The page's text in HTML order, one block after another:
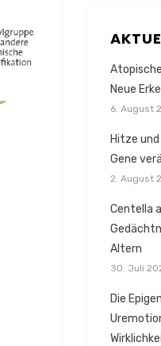
Neue
6. August
Hitze
Gene
2. August
Centella
Altern
30. Juli
Die